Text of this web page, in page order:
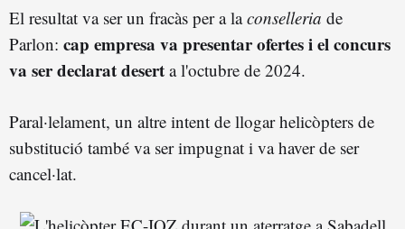
El resultat va ser un fracàs per a laconselleria de
Parlon: cap empresa va presentar ofertes i el concurs
va ser declarat desert a l'octubre de 2024.
Paral·lelament, un altre intent de llogar helicòpters de
substitució també va ser impugnat i va haver de ser
cancel·lat.